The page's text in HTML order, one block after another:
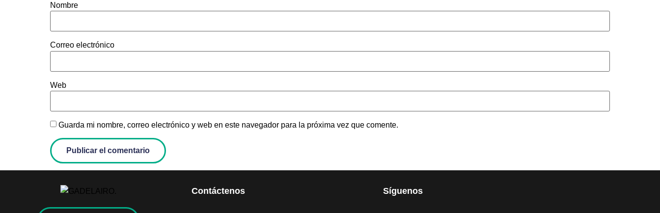
Nombre
Correo electrónico
Web
Guarda mi nombre, correo electrónico y web en este navegador para la próxima vez que comente.
Contáctenos Síguenos